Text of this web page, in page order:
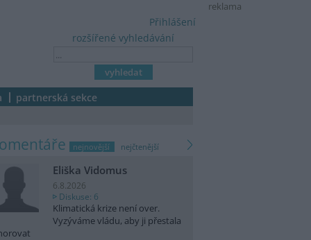
reklama
rozšířené vyhledávání
Přihlášení
partnerská sekce
nejnovější nejčtenější
Eliška Vidomus
6.8.2026
Diskuse: 6
Klimatická krize není over.
Vyzýváme vládu, aby ji přestala